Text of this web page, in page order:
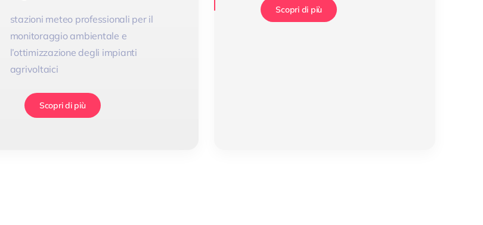
stazioni meteo professionali per il
monitoraggio ambientale e
l’ottimizzazione degli impianti
agrivoltaici
Scopri di più
Scopri di più